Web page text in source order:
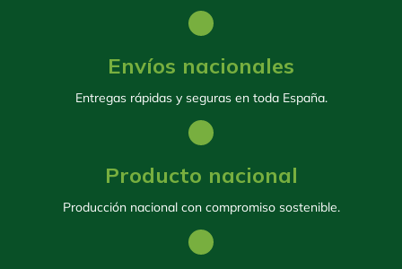
Envíos nacionales
Entregas rápidas y seguras en toda España.
Producto nacional
Producción nacional con compromiso sostenible.